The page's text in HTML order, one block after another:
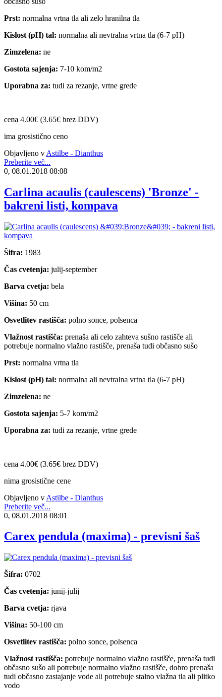
Prst: normalna vrtna tla ali zelo hranilna tla
Kislost (pH) tal: normalna ali nevtralna vrtna tla (6-7 pH)
Zimzelena: ne
Gostota sajenja: 7-10 kom/m2
Uporabna za: tudi za rezanje, vrtne grede
cena 4.00€ (3.65€ brez DDV)
ima grosistično ceno
Objavljeno v Astilbe - Dianthus
Preberite več...
0, 08.01.2018 08:08
Carlina acaulis (caulescens) 'Bronze' -
bakreni listi, kompava
Šifra: 1983
Čas cvetenja: julij-september
Barva cvetja: bela
Višina: 50 cm
Osvetlitev rastišča: polno sonce, polsenca
Vlažnost rastišča: prenaša ali celo zahteva sušno rastišče ali
potrebuje normalno vlažno rastišče, prenaša tudi občasno sušo
Prst: normalna vrtna tla
Kislost (pH) tal: normalna ali nevtralna vrtna tla (6-7 pH)
Zimzelena: ne
Gostota sajenja: 5-7 kom/m2
Uporabna za: tudi za rezanje, vrtne grede
cena 4.00€ (3.65€ brez DDV)
nima grosistične cene
Objavljeno v Astilbe - Dianthus
Preberite več...
0, 08.01.2018 08:01
Carex pendula (maxima) - previsni šaš
Šifra: 0702
Čas cvetenja: junij-julij
Barva cvetja: rjava
Višina: 50-100 cm
Osvetlitev rastišča: polno sonce, polsenca
Vlažnost rastišča: potrebuje normalno vlažno rastišče, prenaša tudi
občasno sušo ali potrebuje normalno vlažno rastišče, dobro prenaša
tudi občasno zastajanje vode ali potrebuje stalno vlažna tla ali plitko
vodo